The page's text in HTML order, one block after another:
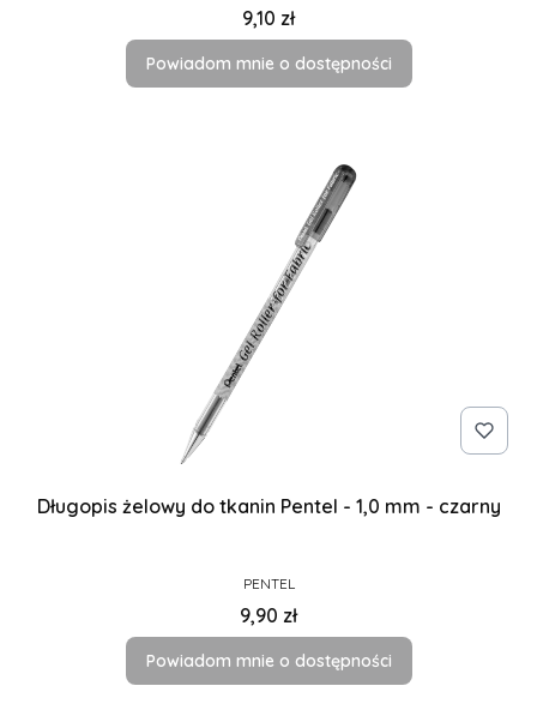
Cena
9,10 zł
Powiadom mnie o dostępności
Długopis żelowy do tkanin Pentel - 1,0 mm - czarny
PRODUCENT
PENTEL
Cena
9,90 zł
Powiadom mnie o dostępności